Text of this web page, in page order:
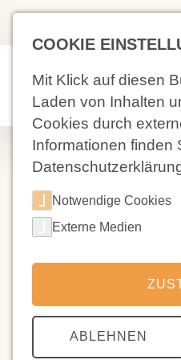
Der für den
feststeht.
COOKIE
Mit Klick auf diesen
Laden von Inhalten
Cookies durch
Informationen finden
Notwendige Cookies
Externe Medien
ABLEHNEN